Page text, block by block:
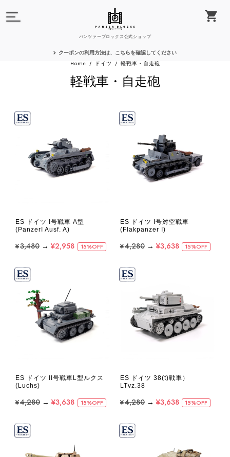
パンツァーブロックス公式ショップ
クーポンの利用方法は、こちらを確認してください
Home ドイツ 軽戦車・自走砲
軽戦車・自走砲
ES ドイツ I号戦車 A型
(PanzerI Ausf. A)
¥3,480 → ¥2,958 15%OFF
ES ドイツ I号対空戦車
(Flakpanzer I)
¥4,280→ ¥3,638 15%OFF
ES ドイツ II号戦車L型ルクス
(Luchs)
¥4,280 → ¥3,638 15%OFF
ES ドイツ 38(t)戦車）
LTvz.38
¥4,280→ ¥3,638 15%OFF